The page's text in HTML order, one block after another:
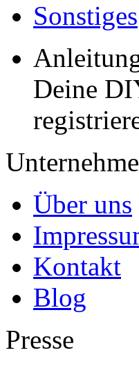
Sonstiges
Deine
Über uns
Kontakt
Blog
Presse